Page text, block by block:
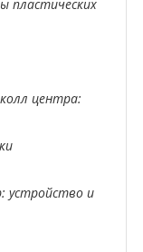
пластических
центра:
устройство и